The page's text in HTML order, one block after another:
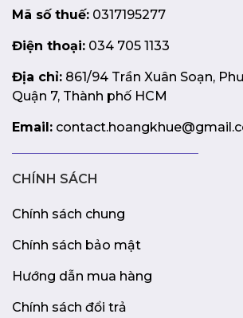
Mã số thuế: 0317195277
Điện thoại: 034 705 1133
Địa chỉ: 861/94 Trần Xuân Soạn,
Quận 7, Thành phố HCM
Email:
CHÍNH SÁCH
Chính sách chung
Chính sách bảo mật
Hướng dẫn mua hàng
Chính sách đổi trả